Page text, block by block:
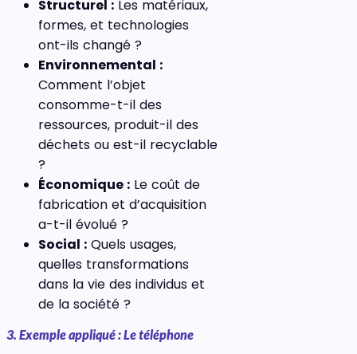
Structurel : Les matériaux,
formes, et technologies
ont-ils changé ?
Environnemental :
Comment l’objet
consomme-t-il des
ressources, produit-il des
déchets ou est-il recyclable
?
Économique : Le coût de
fabrication et d’acquisition
a-t-il évolué ?
Social : Quels usages,
quelles transformations
dans la vie des individus et
de la société ?
3. Exemple appliqué : Le téléphone